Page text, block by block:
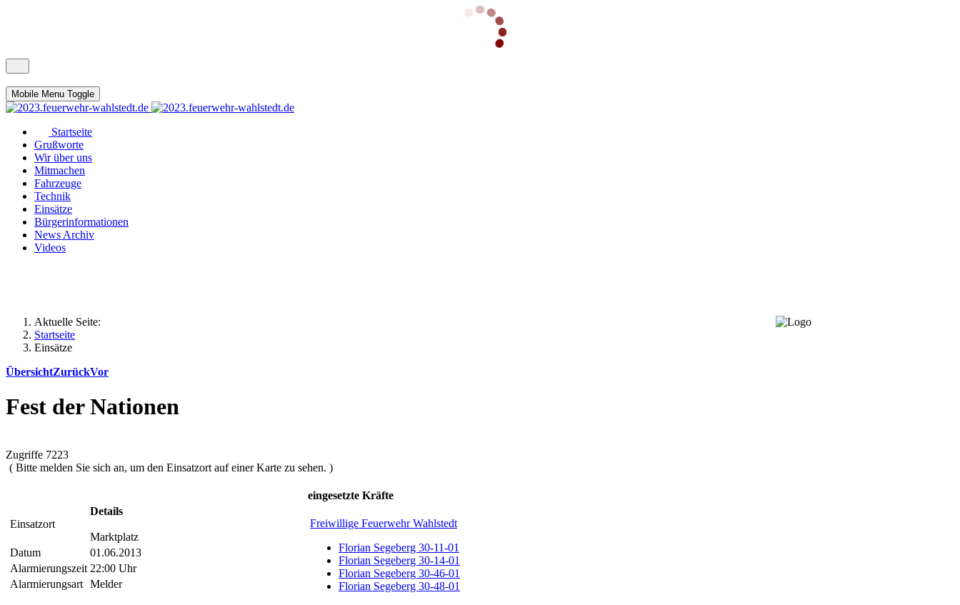
Mobile Menu Toggle
Startseite
Grußworte
Wir über uns
Mitmachen
Fahrzeuge
Technik
Einsätze
Bürgerinformationen
News Archiv
Videos
Aktuelle Seite:
Startseite
Einsätze
ÜbersichtZurückVor
Fest der Nationen
Zugriffe 7223
( Bitte melden Sie sich an, um den Einsatzort auf einer Karte zu sehen. )
Einsatzort
Details
Marktplatz
Datum
01.06.2013
Alarmierungszeit 22:00 Uhr
Alarmierungsart Melder
eingesetzte Kräfte
Freiwillige Feuerwehr Wahlstedt
Florian Segeberg 30-11-01
Florian Segeberg 30-14-01
Florian Segeberg 30-46-01
Florian Segeberg 30-48-01